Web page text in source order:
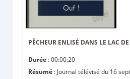
PÊCHEUR ENLISÉ DANS LE LAC
Durée : 00:00:20
Résumé : Journal télévisé du 16